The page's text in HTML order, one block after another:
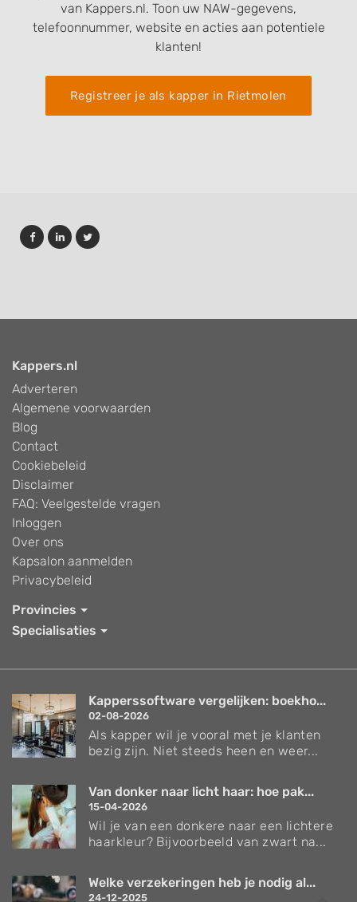
van Kappers.nl. Toon uw NAW-gegevens,
telefoonnummer, website en acties aan potentiele
klanten!
Registreer je als kapper in Rietmolen
Kappers.nl
Adverteren
Algemene voorwaarden
Blog
Contact
Cookiebeleid
Disclaimer
FAQ: Veelgestelde vragen
Inloggen
Over ons
Kapsalon aanmelden
Privacybeleid
Provincies
Specialisaties
Kapperssoftware vergelijken: boekho...
02-08-2026
Als kapper wil je vooral met je klanten
bezig zijn. Niet steeds heen en weer...
Van donker naar licht haar: hoe pak...
15-04-2026
Wil je van een donkere naar een lichtere
haarkleur? Bijvoorbeeld van zwart na...
Welke verzekeringen heb je nodig al...
24-12-2025